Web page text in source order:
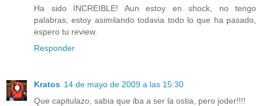
Ha sido INCREIBLE! Aun estoy en shock, no tengo
palabras, estoy asimilando todavia todo lo que ha pasado,
espero tu review.
Responder
Kratos 14 de mayo de 2009 a las 15:30
Que capitulazo, sabia que iba a ser la ostia, pero joder!!!!